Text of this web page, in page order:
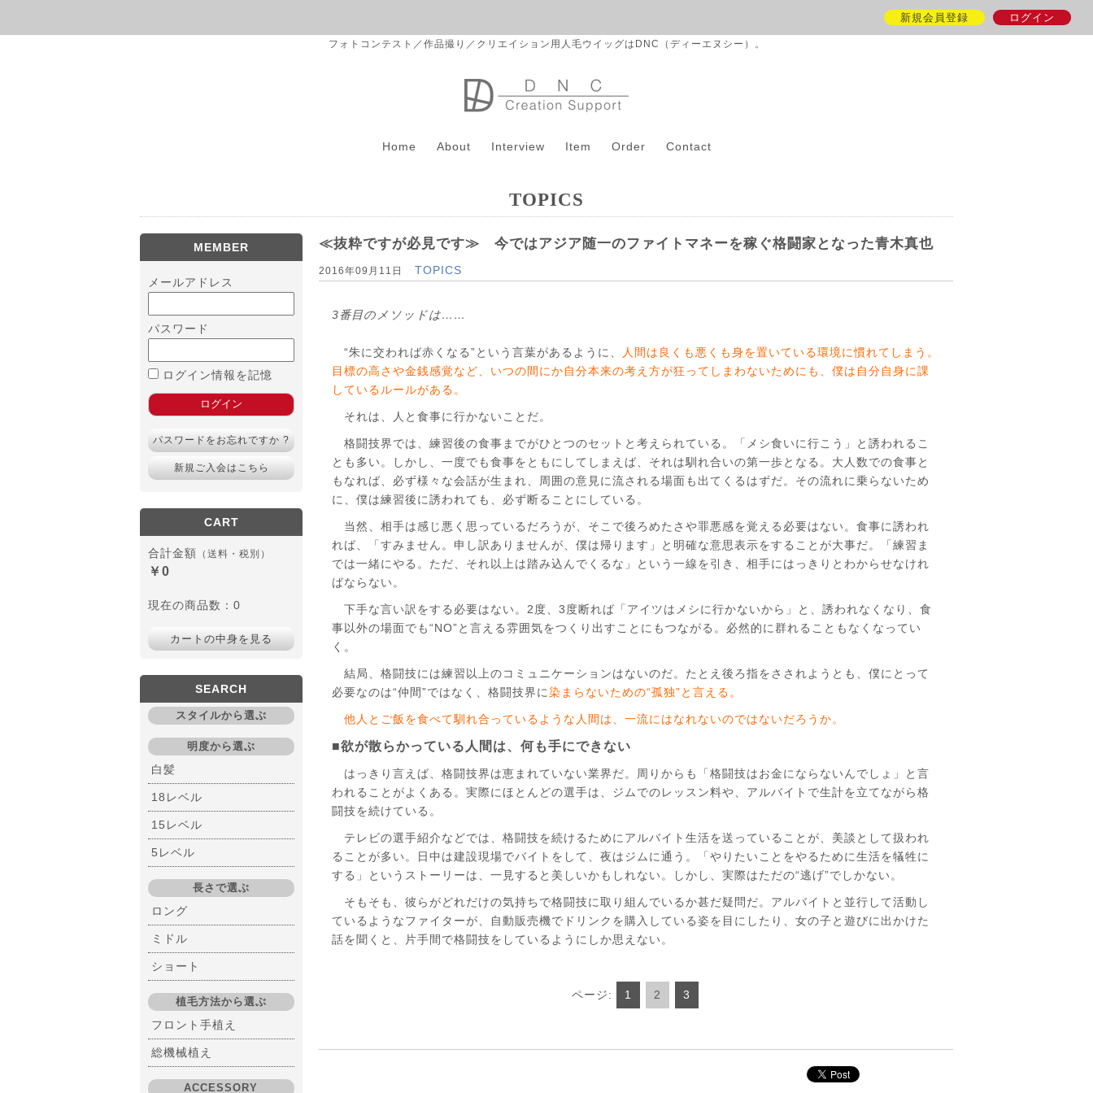
新規会員登録 ログイン
フォトコンテスト／作品撮り／クリエイション用人毛ウイッグはDNC（ディーエヌシー）。
Home About Interview Item Order Contact
TOPICS
≪抜粋ですが必見です≫ 今ではアジア随一のファイトマネーを稼ぐ格闘家となった青木真也
2016年09月11日 TOPICS
3番目のメソッドは……
“朱に交われば赤くなる”という言葉があるように、
人間は良くも悪くも身を置いている環境に慣れてしまう。
目標の高さや金銭感覚など、いつの間にか自分本来の考え方が狂ってしまわないためにも、僕は自分自身に課
しているルールがある。
それは、人と食事に行かないことだ。
格闘技界では、練習後の食事までがひとつのセットと考えられている。「メシ食いに行こう」と誘われるこ
とも多い。しかし、一度でも食事をともにしてしまえば、それは馴れ合いの第一歩となる。大人数での食事と
もなれば、必ず様々な会話が生まれ、周囲の意見に流される場面も出てくるはずだ。その流れに乗らないため
に、僕は練習後に誘われても、必ず断ることにしている。
当然、相手は感じ悪く思っているだろうが、そこで後ろめたさや罪悪感を覚える必要はない。食事に誘われ
れば、「すみません。申し訳ありませんが、僕は帰ります」と明確な意思表示をすることが大事だ。「練習ま
では一緒にやる。ただ、それ以上は踏み込んでくるな」という一線を引き、相手にはっきりとわからせなけれ
ばならない。
下手な言い訳をする必要はない。2度、3度断れば「アイツはメシに行かないから」と、誘われなくなり、食
事以外の場面でも“NO”と言える雰囲気をつくり出すことにもつながる。必然的に群れることもなくなってい
く。
結局、格闘技には練習以上のコミュニケーションはないのだ。たとえ後ろ指をさされようとも、僕にとって
必要なのは“仲間”ではなく、格闘技界に染まらないための“孤独”と言える。
他人とご飯を食べて馴れ合っているような人間は、一流にはなれないのではないだろうか。
■欲が散らかっている人間は、何も手にできない
はっきり言えば、格闘技界は恵まれていない業界だ。周りからも「格闘技はお金にならないんでしょ」と言
われることがよくある。実際にほとんどの選手は、ジムでのレッスン料や、アルバイトで生計を立てながら格
闘技を続けている。
テレビの選手紹介などでは、格闘技を続けるためにアルバイト生活を送っていることが、美談として扱われ
ることが多い。日中は建設現場でバイトをして、夜はジムに通う。「やりたいことをやるために生活を犠牲に
する」というストーリーは、一見すると美しいかもしれない。しかし、実際はただの“逃げ”でしかない。
そもそも、彼らがどれだけの気持ちで格闘技に取り組んでいるか甚だ疑問だ。アルバイトと並行して活動し
ているようなファイターが、自動販売機でドリンクを購入している姿を目にしたり、女の子と遊びに出かけた
話を聞くと、片手間で格闘技をしているようにしか思えない。
ページ: 1 2 3
MEMBER
メールアドレス
パスワード
ログイン情報を記憶
パスワードをお忘れですか ?
新規ご入会はこちら
CART
合計金額 （送料・税別）
￥0
現在の商品数：0
カートの中身を見る
SEARCH
スタイルから選ぶ
明度から選ぶ
白髪
18レベル
15レベル
5レベル
長さで選ぶ
ロング
ミドル
ショート
植毛方法から選ぶ
フロント手植え
総機械植え
ACCESSORY